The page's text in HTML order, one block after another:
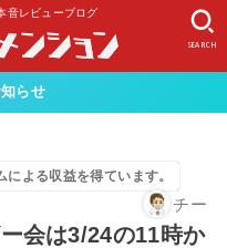
音レビューブログ
SEARCH
らせ
よる収益を得ています。
チー
会は3/24の11時か